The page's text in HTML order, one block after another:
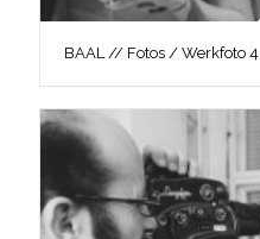
BAAL // Fotos / Werkfoto 4